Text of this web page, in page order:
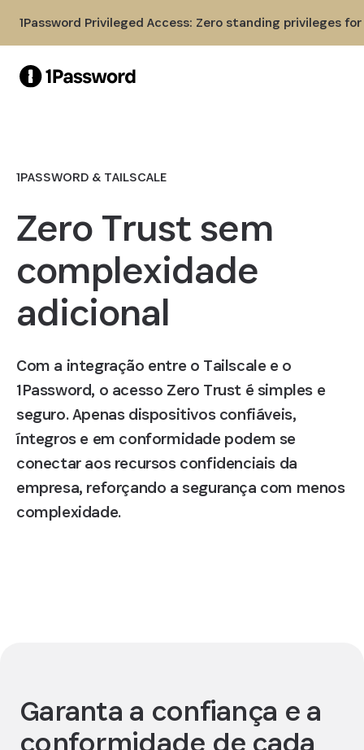
1Password Privileged Access: Zero standing privileges
1PASSWORD & TAILSCALE
Zero Trust sem
complexidade
adicional
Com a integração entre o Tailscale e o
1Password, o acesso Zero Trust é simples e
seguro. Apenas dispositivos confiáveis,
íntegros e em conformidade podem se
conectar aos recursos confidenciais da
empresa, reforçando a segurança com menos
complexidade.
Garanta a confiança e a
conformidade de cada